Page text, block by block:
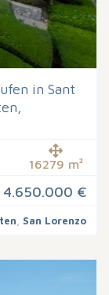
in Sant
16279 m²
4.650.000 €
San Lorenzo